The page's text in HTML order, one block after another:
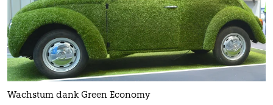
Wachstum dank Green Economy